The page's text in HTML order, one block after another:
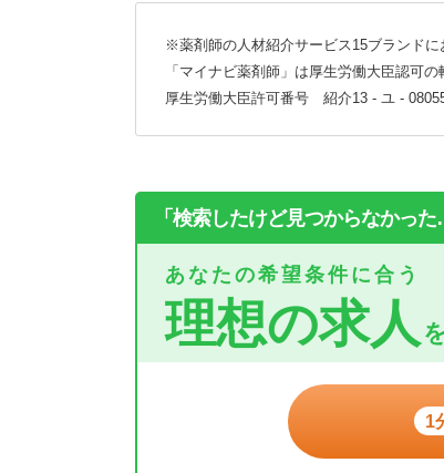
※薬剤師の人材紹介サービス15ブランドに
「マイナビ薬剤師」は厚生労働大臣認可
厚生労働大臣許可番号 紹介13 - ユ -
「検索したけど見つからなかっ
あなたの希望条件に合う
理想の求人
1